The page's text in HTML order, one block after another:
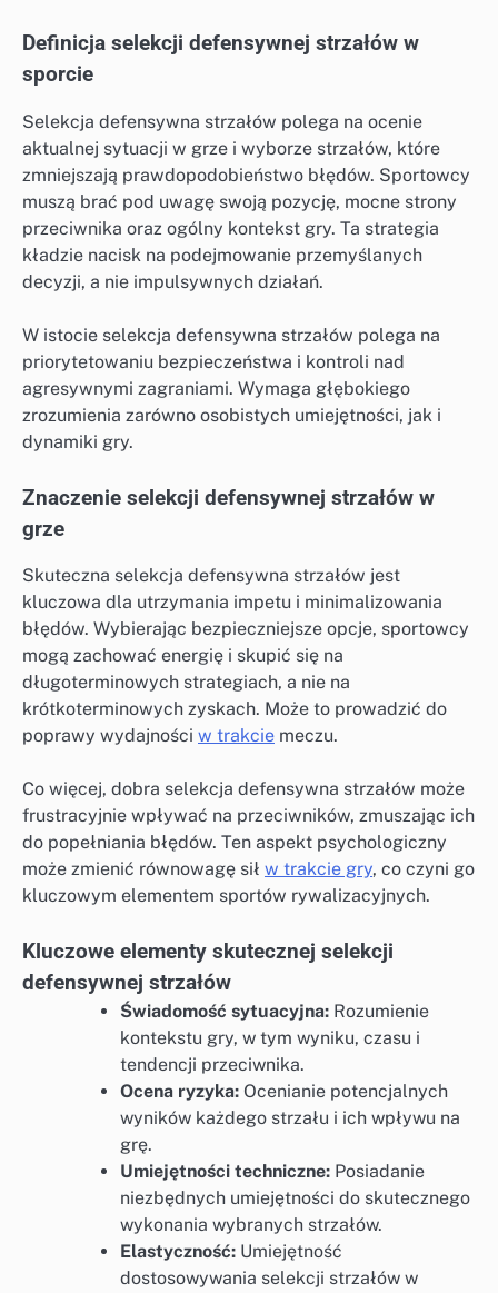
Definicja selekcji defensywnej strzałów w
sporcie
Selekcja defensywna strzałów polega na ocenie
aktualnej sytuacji w grze i wyborze strzałów, które
zmniejszają prawdopodobieństwo błędów. Sportowcy
muszą brać pod uwagę swoją pozycję, mocne strony
przeciwnika oraz ogólny kontekst gry. Ta strategia
kładzie nacisk na podejmowanie przemyślanych
decyzji, a nie impulsywnych działań.
W istocie selekcja defensywna strzałów polega na
priorytetowaniu bezpieczeństwa i kontroli nad
agresywnymi zagraniami. Wymaga głębokiego
zrozumienia zarówno osobistych umiejętności, jak i
dynamiki gry.
Znaczenie selekcji defensywnej strzałów w
grze
Skuteczna selekcja defensywna strzałów jest
kluczowa dla utrzymania impetu i minimalizowania
błędów. Wybierając bezpieczniejsze opcje, sportowcy
mogą zachować energię i skupić się na
długoterminowych strategiach, a nie na
krótkoterminowych zyskach. Może to prowadzić do
poprawy wydajności w trakcie meczu.
Co więcej, dobra selekcja defensywna strzałów może
frustracyjnie wpływać na przeciwników, zmuszając ich
do popełniania błędów. Ten aspekt psychologiczny
może zmienić równowagę sił w trakcie gry, co czyni go
kluczowym elementem sportów rywalizacyjnych.
Kluczowe elementy skutecznej selekcji
defensywnej strzałów
Świadomość sytuacyjna: Rozumienie
kontekstu gry, w tym wyniku, czasu i
tendencji przeciwnika.
Ocena ryzyka: Ocenianie potencjalnych
wyników każdego strzału i ich wpływu na
grę.
Umiejętności techniczne: Posiadanie
niezbędnych umiejętności do skutecznego
wykonania wybranych strzałów.
Elastyczność: Umiejętność
dostosowywania selekcji strzałów w